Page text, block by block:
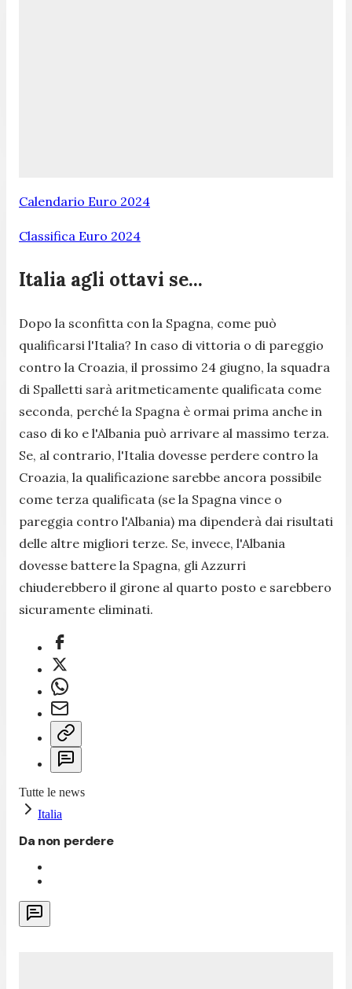
Calendario Euro 2024
Classifica Euro 2024
Italia agli ottavi se...
Dopo la sconfitta con la Spagna, come può
qualificarsi l'Italia? In caso di vittoria o di pareggio
contro la Croazia, il prossimo 24 giugno, la squadra
di Spalletti sarà aritmeticamente qualificata come
seconda, perché la Spagna è ormai prima anche in
caso di ko e l'Albania può arrivare al massimo terza.
Se, al contrario, l'Italia dovesse perdere contro la
Croazia, la qualificazione sarebbe ancora possibile
come terza qualificata (se la Spagna vince o
pareggia contro l'Albania) ma dipenderà dai risultati
delle altre migliori terze. Se, invece, l'Albania
dovesse battere la Spagna, gli Azzurri
chiuderebbero il girone al quarto posto e sarebbero
sicuramente eliminati.
Tutte le news
Italia
Da non perdere